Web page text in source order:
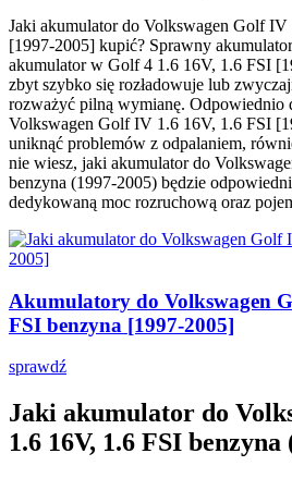
Jaki akumulator do Volkswagen Golf IV
[1997-2005] kupić? Sprawny
akumulator w Golf 4 1.6 16V, 1.6 FSI
zbyt szybko się rozładowuje lub
rozważyć pilną wymianę. Odpowiednio
Volkswagen Golf IV 1.6 16V, 1.6 FSI
uniknąć problemów z odpalaniem,
nie wiesz, jaki akumulator do
benzyna (1997-2005) będzie
dedykowaną moc rozruchową oraz
Akumulatory do Volkswagen
FSI benzyna [1997-2005]
sprawdź
Jaki akumulator do
1.6 16V, 1.6 FSI benzyna